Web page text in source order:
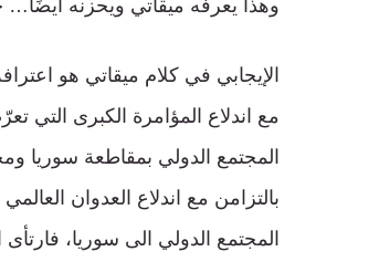
وهذا يعرفه ميقاتي ويحزنه
الإيجابي في كلام ميقاتي هو
المجتمع الدولي بمقاطعة سوريا
بالتزامن مع اندلاع العدوان
المجتمع الدولي الى سوريا،